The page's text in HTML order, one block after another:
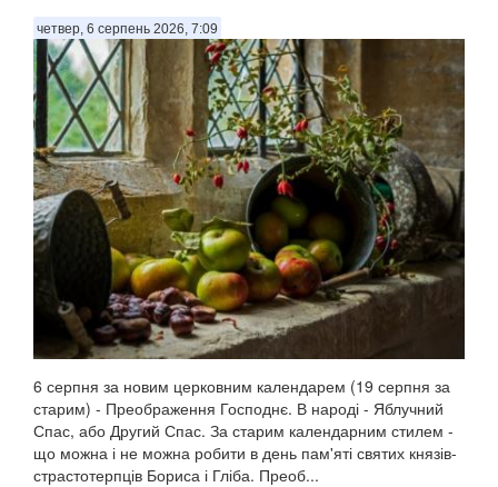
четвер, 6 серпень 2026, 7:09
6 серпня за новим церковним календарем (19 серпня за
старим) - Преображення Господнє. В народі - Яблучний
Спас, або Другий Спас. За старим календарним стилем -
що можна і не можна робити в день пам'яті святих князів-
страстотерпців Бориса і Гліба. Преоб...